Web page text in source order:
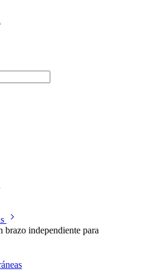
brazo independiente para